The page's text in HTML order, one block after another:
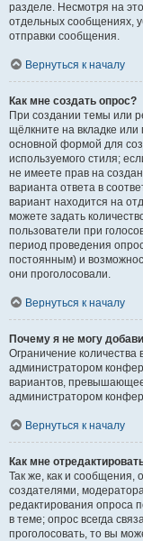
разделе. Несмотря на
отдельных сообщениях,
отправки сообщения.
Вернуться к началу
Как мне создать опрос?
При создании темы или
щёлкните на вкладке
основной формой для
используемого стиля;
не имеете прав на
варианта ответа в
вариант находится на
можете задать
пользователи при
период проведения
постоянным) и
они проголосовали.
Вернуться к началу
Почему я не могу
Ограничение количества
администратором
вариантов, превышающее
администратором
Вернуться к началу
Как мне
Так же, как и сообщения,
создателями,
редактирования опроса
в теме; опрос всегда
проголосовать, то вы